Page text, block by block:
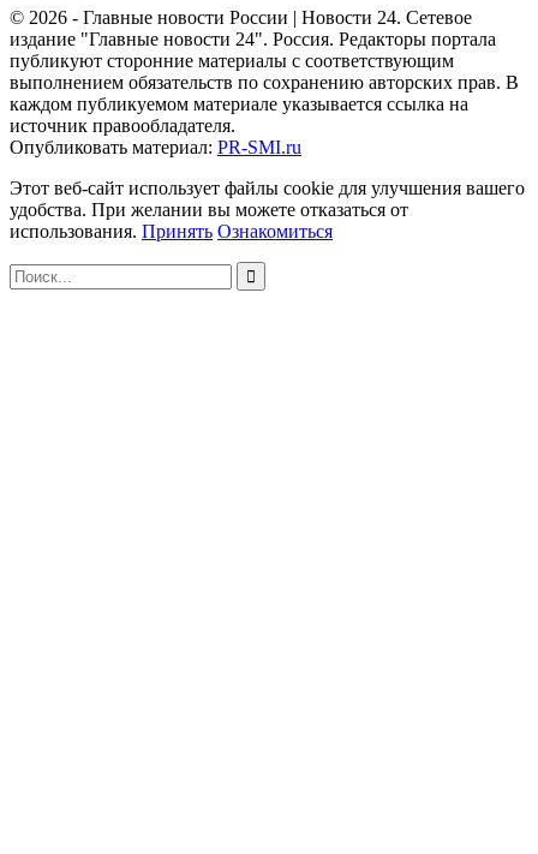
© 2026 - Главные новости России | Новости 24. Сетевое
издание "Главные новости 24". Россия. Редакторы портала
публикуют сторонние материалы с соответствующим
выполнением обязательств по сохранению авторских прав. В
каждом публикуемом материале указывается ссылка на
источник правообладателя.
Опубликовать материал: PR-SMI.ru
Этот веб-сайт использует файлы cookie для улучшения вашего
удобства. При желании вы можете отказаться от
использования. Принять Ознакомиться